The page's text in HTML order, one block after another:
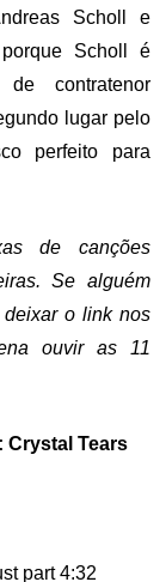
Scholl e
Scholl é
contratenor
lugar pelo
perfeito para
de canções
Se alguém
o link nos
ouvir as 11
Crystal Tears
part 4:32